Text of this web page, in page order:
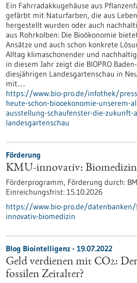
Ein Fahrradakkugehäuse aus
gefärbt mit Naturfarben, die aus
hergestellt wurden oder auch
aus Rohrkolben: Die Bioökonomie
Ansätze und auch schon konkrete
Alltag klimaschonender und
in diesem Jahr zeigt die BIOPRO
diesjährigen Landesgartenschau in
mit…
https://www.bio-pro.de/infothek/
heute-schon-biooekonomie-unserem-
ausstellung-schaufenster-die-zukunft-
landesgartenschau
Förderung
KMU-innovativ: Biomedizin
Förderprogramm, Förderung durch:
Einreichungsfrist: 15.10.2026
https://www.bio-pro.de/
innovativ-biomedizin
Blog Biointelligenz - 19.07.2022
Geld verdienen mit CO2:
fossilen Zeitalter?